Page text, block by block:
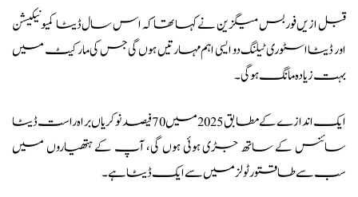
قبل ازیں فوربس میگزین نے کہا تھا کہ اس سال ڈیٹا کمیونیکیشن
اور ڈیٹا اسٹوری ٹیلنگ دو ایسی اہم مہارتیں ہوں گی جس کی مارکیٹ میں
بہت زیادہ مانگ ہوگی۔
ایک اندازے کے مطابق 2025 میں 70 فیصد نوکریاں براہ راست ڈیٹا
سائنس کے ساتھ جڑی ہوئی ہوں گی، آپ کے ہتھیاروں میں
سب سے طاقتور ٹولز میں سے ایک ڈیٹا ہے۔